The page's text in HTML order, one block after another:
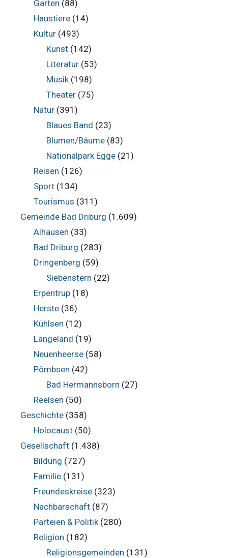
Garten (88)
Haustiere(14)
Kultur(493)
Kunst (142)
Literatur (53)
Musik (198)
Theater (75)
Natur(391)
Blaues Band (23)
Blumen/Bäume (83)
Nationalpark Egge (21)
Reisen (126)
Sport(134)
Tourismus (311)
Gemeinde Bad Driburg (1.609)
Alhausen (33)
Bad Driburg (283)
Dringenberg (59)
Siebenstern (22)
Erpentrup(18)
Herste(36)
Kühlsen (12)
Langeland (19)
Neuenheerse(58)
Pömbsen (42)
Bad Hermannsborn (27)
Reelsen (50)
Geschichte (358)
Holocaust(50)
Gesellschaft (1.438)
Bildung (727)
Familie(131)
Freundeskreise(323)
Nachbarschaft(87)
Parteien & Politik(280)
Religion (182)
Religionsgemeinden (131)